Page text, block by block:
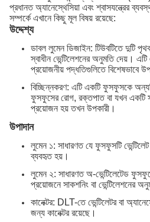
প্রধানত অ্যানেস্থেসিয়া এবং শ্বাসযন্ত্রের
সম্পর্কে এখানে কিছু মূল বিষয় রয়েছে:
উদ্দেশ্য
ডাবল লুমেন ডিজাইন: টিউবটিতে দুটি
স্বাধীন ভেন্টিলেশনের অনুমতি দেয়।
প্রয়োজনীয় পদ্ধতিগুলিতে বিশেষভাবে
বিচ্ছিন্নকরণ: এটি একটি ফুসফুসকে
ফুসফুসের রোগ, রক্তপাত বা যখন একটি
প্রয়োজন হয় তখন উপকারী।
উপাদান
লুমেন ১: সাধারণত যে ফুসফুসটি
ব্যবহৃত হয়।
লুমেন ২: সাধারণত অ-ভেন্টিলেটেড
প্রয়োজনে সাকশনিং বা ভেন্টিলেশনের
কানেক্টর: DLT-তে ভেন্টিলেটর বা
জন্য কানেক্টর রয়েছে।